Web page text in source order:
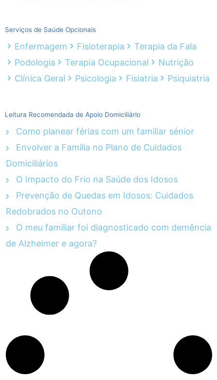
Serviços de Saúde Opcionais
Enfermagem Fisioterapia
Terapia da Fala
Podologia
Terapia Ocupacional
Nutrição
Clínica Geral
Psicologia Fisiatria Psiquiatria
Leitura Recomendada de Apoio Domiciliário
Como planear férias com um familiar sénior
Envolver a Família no Plano de Cuidados
Domiciliários
O Impacto do Frio na Saúde dos Idosos
Prevenção de Quedas em Idosos: Cuidados
Redobrados no Outono
O meu familiar foi diagnosticado com demência
de Alzheimer e agora?